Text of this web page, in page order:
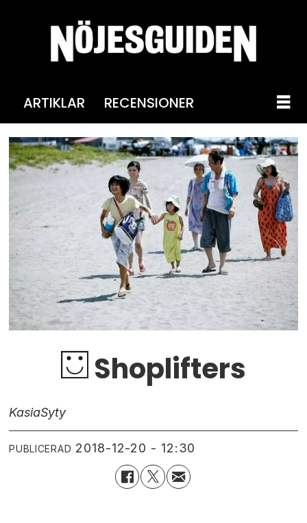
ARTIKLAR RECENSIONER
Shoplifters
KasiaSyty
PUBLICERAD 2018-12-20 - 12:30